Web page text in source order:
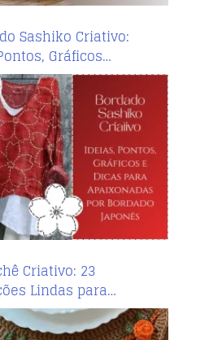
Sashiko Criativo:
Gráficos…
Criativo: 23
Lindas para…